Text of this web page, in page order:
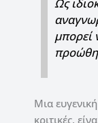
Ως
μπορεί
Μια
κριτικές,